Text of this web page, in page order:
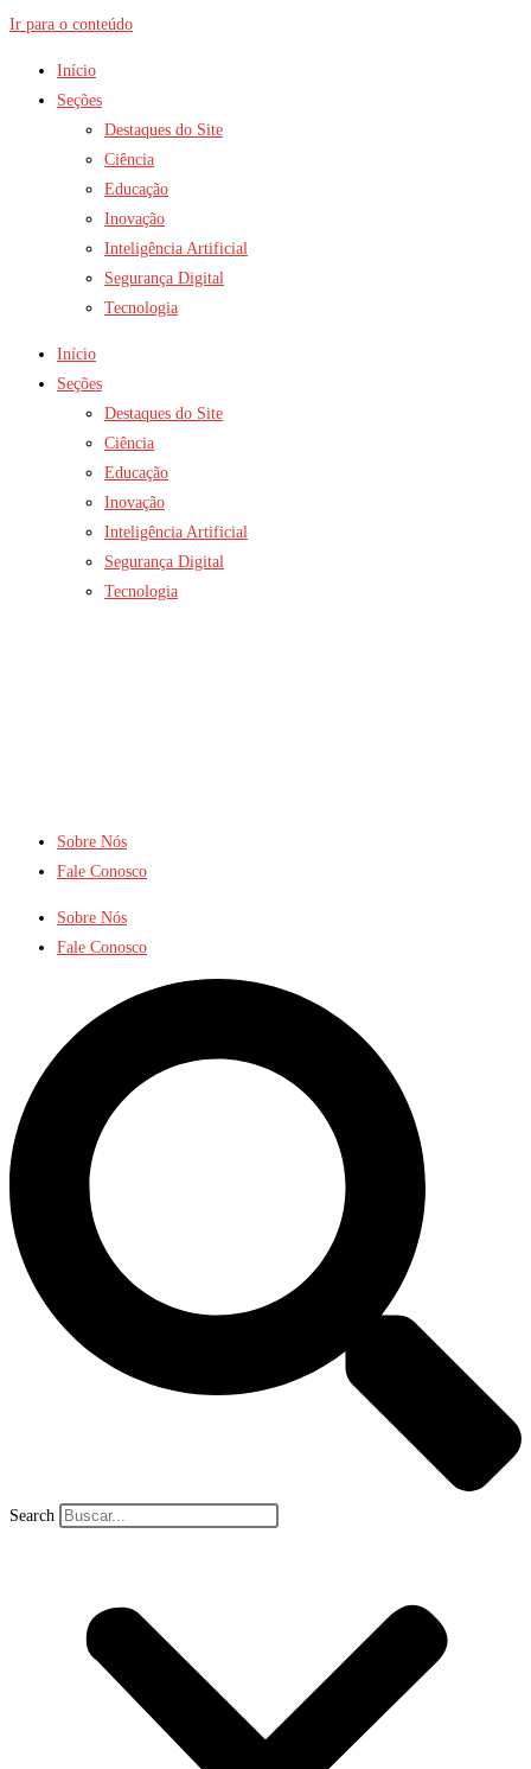
Ir para o conteúdo
Início
Seções
Destaques do Site
Ciência
Educação
Inovação
Inteligência Artificial
Segurança Digital
Tecnologia
Início
Seções
Destaques do Site
Ciência
Educação
Inovação
Inteligência Artificial
Segurança Digital
Tecnologia
Sobre Nós
Fale Conosco
Sobre Nós
Fale Conosco
Search